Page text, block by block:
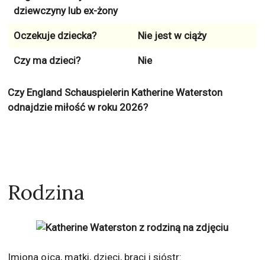
dziewczyny lub ex-żony
Oczekuje dziecka? Nie jest w ciąży
Czy ma dzieci? Nie
Czy England Schauspielerin Katherine Waterston
odnajdzie miłość w roku 2026?
Rodzina
Imiona ojca, matki, dzieci, braci i sióstr: